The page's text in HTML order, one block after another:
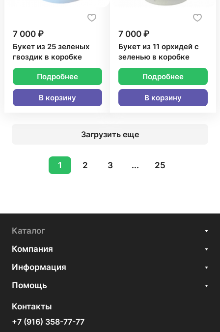
7 000 ₽
Букет из 25 зеленых
гвоздик в коробке
Подробнее
В корзину
7 000 ₽
Букет из 11 орхидей с
зеленью в коробке
Подробнее
В корзину
Загрузить еще
1 2 3 ... 25
Каталог
Компания
Информация
Помощь
Контакты
+7 (916) 358-77-77